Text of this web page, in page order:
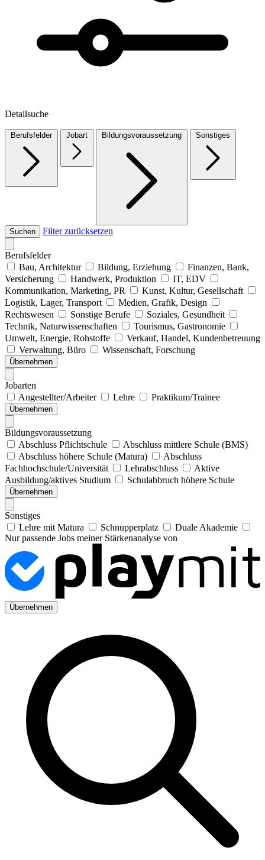
Detailsuche
Berufsfelder Jobart Bildungsvoraussetzung Sonstiges
Suchen Filter zurücksetzen
Berufsfelder
Bau, Architektur
Bildung, Erziehung
Finanzen, Bank,
Versicherung
Handwerk, Produktion
IT, EDV
Kommunikation, Marketing, PR
Kunst, Kultur, Gesellschaft
Logistik, Lager, Transport
Medien, Grafik, Design
Rechtswesen
Sonstige Berufe
Soziales, Gesundheit
Technik, Naturwissenschaften
Tourismus, Gastronomie
Umwelt, Energie, Rohstoffe
Verkauf, Handel, Kundenbetreuung
Verwaltung, Büro
Wissenschaft, Forschung
Übernehmen
Jobarten
Angestellter/Arbeiter
Lehre Praktikum/Trainee
Übernehmen
Bildungsvoraussetzung
Abschluss Pflichtschule
Abschluss mittlere Schule (BMS)
Abschluss höhere Schule (Matura)
Abschluss
Fachhochschule/Universität
Lehrabschluss
Aktive
Ausbildung/aktives Studium
Schulabbruch höhere Schule
Übernehmen
Sonstiges
Lehre mit Matura
Schnupperplatz
Duale Akademie
Nur passende Jobs meiner Stärkenanalyse von
Übernehmen